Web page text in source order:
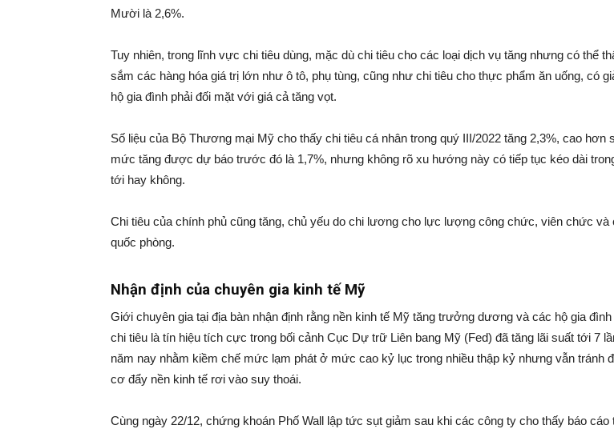
Mười là 2,6%.
Tuy nhiên, trong lĩnh vực chi tiêu dùng, mặc dù chi tiêu cho các loại dịch vụ tăng nhưng có thể
sắm các hàng hóa giá trị lớn như ô tô, phụ tùng, cũng như chi tiêu cho thực phẩm ăn uống, có
hộ gia đình phải đối mặt với giá cả tăng vọt.
Số liệu của Bộ Thương mại Mỹ cho thấy chi tiêu cá nhân trong quý III/2022 tăng 2,3%, cao hơn
mức tăng được dự báo trước đó là 1,7%, nhưng không rõ xu hướng này có tiếp tục kéo dài
tới hay không.
Chi tiêu của chính phủ cũng tăng, chủ yếu do chi lương cho lực lượng công chức, viên chức và
quốc phòng.
Nhận định của chuyên gia kinh tế Mỹ
Giới chuyên gia tại địa bàn nhận định rằng nền kinh tế Mỹ tăng trưởng dương và các hộ gia
chi tiêu là tín hiệu tích cực trong bối cảnh Cục Dự trữ Liên bang Mỹ (Fed) đã tăng lãi suất tới 7
năm nay nhằm kiềm chế mức lạm phát ở mức cao kỷ lục trong nhiều thập kỷ nhưng vẫn tránh
cơ đẩy nền kinh tế rơi vào suy thoái.
Cùng ngày 22/12, chứng khoán Phố Wall lập tức sụt giảm sau khi các công ty cho thấy báo cáo